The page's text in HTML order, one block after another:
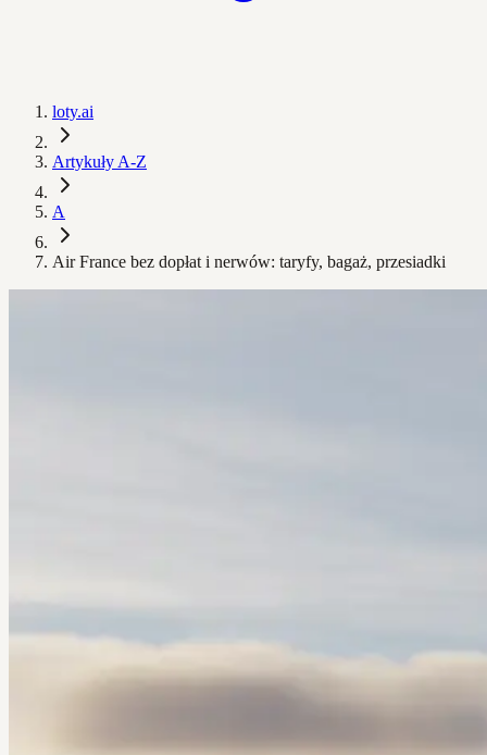
loty.ai
Artykuły A-Z
A
Air France bez dopłat i nerwów: taryfy, bagaż, przesiadki